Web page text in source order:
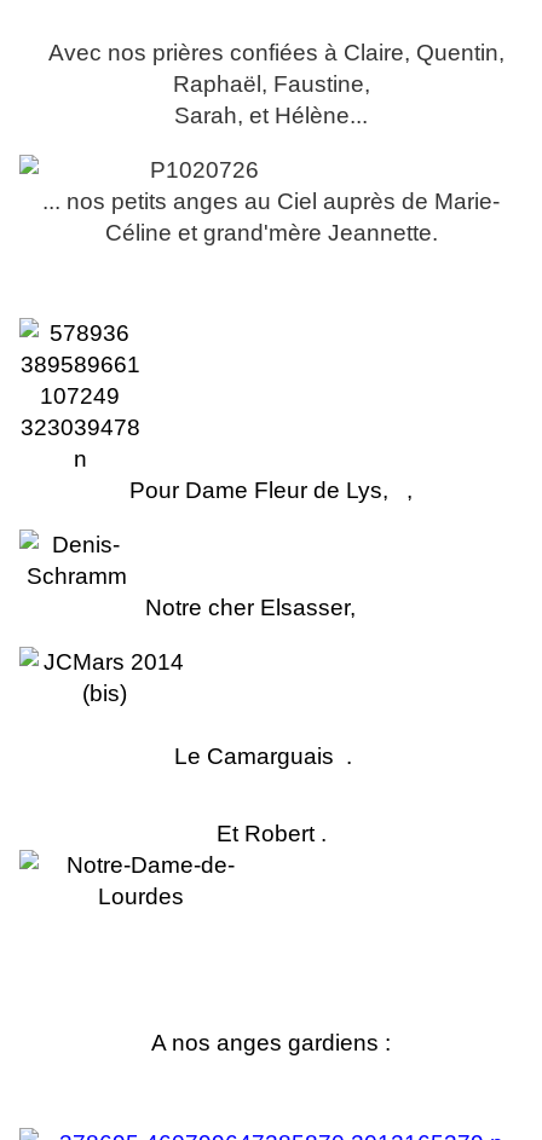
Avec nos prières confiées à Claire, Quentin,
Raphaël, Faustine,
Sarah, et Hélène...
... nos petits anges au Ciel auprès de Marie-
Céline et grand'mère Jeannette.
Pour Dame Fleur de Lys, ,
Notre cher Elsasser,
Le Camarguais .
Et Robert .
A nos anges gardiens :